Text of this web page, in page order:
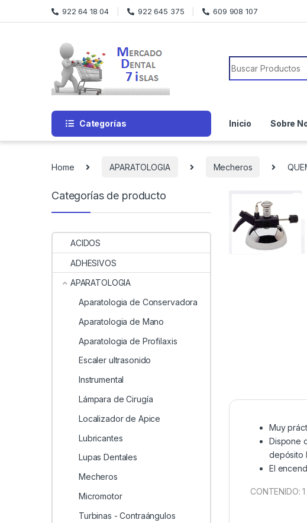
Skip to navigation
Skip to content 922 64 18 04 922 645 375 609 908 107
Search for:
Categorías Inicio Sobre
Home APARATOLOGIA Mecheros
Muy
Dispone
depósito
El
CONTENIDO:
Categorías de producto
ACIDOS
ADHESIVOS
APARATOLOGIA
Aparatologia de Conservadora
Aparatologia de Mano
Aparatologia de Profilaxis
Escaler ultrasonido
Instrumental
Lámpara de Cirugía
Localizador de Apice
Lubricantes
Lupas Dentales
Mecheros
Micromotor
Turbinas - Contraángulos